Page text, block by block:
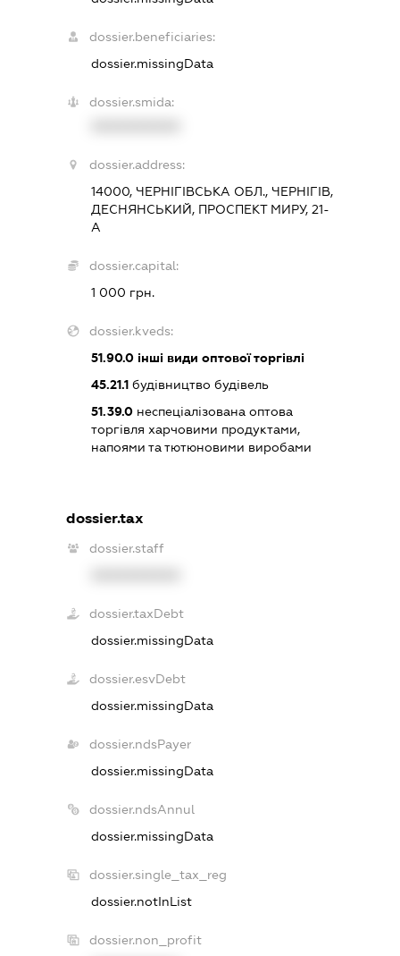
dossier.beneficiaries:
dossier.missingData
dossier.smida:
dossier.address:
14000, ЧЕРНІГІВСЬКА ОБЛ., ЧЕРНІГІВ,
ДЕСНЯНСЬКИЙ, ПРОСПЕКТ МИРУ, 21-
А
dossier.capital:
1 000 грн.
dossier.kveds:
51.90.0інші види оптової торгівлі
45.21.1будівництво будівель
51.39.0неспеціалізована оптова
торгівля харчовими продуктами,
напоями та тютюновими виробами
dossier.tax
dossier.staff
dossier.taxDebt
dossier.missingData
dossier.esvDebt
dossier.missingData
dossier.ndsPayer
dossier.missingData
dossier.ndsAnnul
dossier.missingData
dossier.single_tax_reg
dossier.notInList
dossier.non_profit